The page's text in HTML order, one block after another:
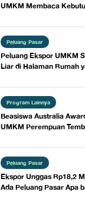
UMKM Membaca
Peluang Pasar
Peluang Ekspor UMKM
Liar di Halaman Rumah
Program Lainnya
Beasiswa Australia
UMKM Perempuan
Peluang Pasar
Ekspor Unggas Rp18,2
Ada Peluang Pasar Apa